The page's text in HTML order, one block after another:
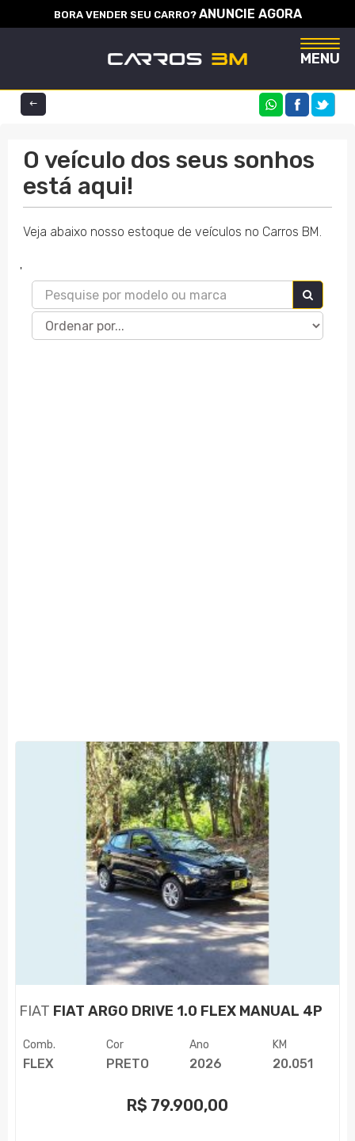
BORA VENDER SEU CARRO? ANUNCIE AGORA
MENU
O veículo dos seus sonhos
está aqui!
Veja abaixo nosso estoque de veículos no Carros BM.
'
FIAT FIAT ARGO DRIVE 1.0 FLEX MANUAL 4P
Comb.
FLEX
Cor
PRETO
Ano
2026
KM
20.051
R$ 79.900,00